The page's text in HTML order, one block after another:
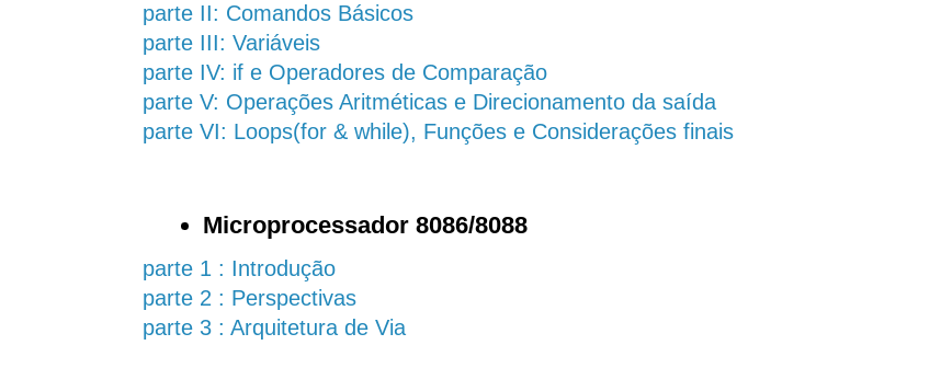
parte II: Comandos Básicos
parte III: Variáveis
parte IV: if e Operadores de Comparação
parte V: Operações Aritméticas e Direcionamento da saída
parte VI: Loops(for & while), Funções e Considerações finais
Microprocessador 8086/8088
parte 1 : Introdução
parte 2 : Perspectivas
parte 3 : Arquitetura de Via